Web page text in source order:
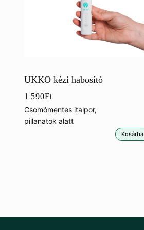
UKKO kézi habosító
1 590Ft
Csomómentes italpor,
pillanatok alatt
Kosárba